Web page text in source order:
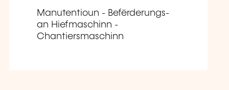
Manutentioun - Befërderungs-
an Hiefmaschinn -
Chantiersmaschinn